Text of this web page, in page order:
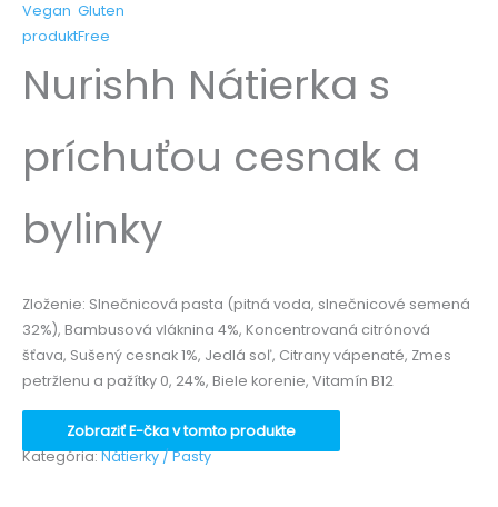
Nurishh Nátierka s
príchuťou cesnak a
bylinky
Zloženie: Slnečnicová pasta (pitná voda, slnečnicové semená
32%), Bambusová vláknina 4%, Koncentrovaná citrónová
šťava, Sušený cesnak 1%, Jedlá soľ, Citrany vápenaté, Zmes
petržlenu a pažítky 0, 24%, Biele korenie, Vitamín B12
Zobraziť E-čka v tomto produkte
Kategória:Nátierky / Pasty